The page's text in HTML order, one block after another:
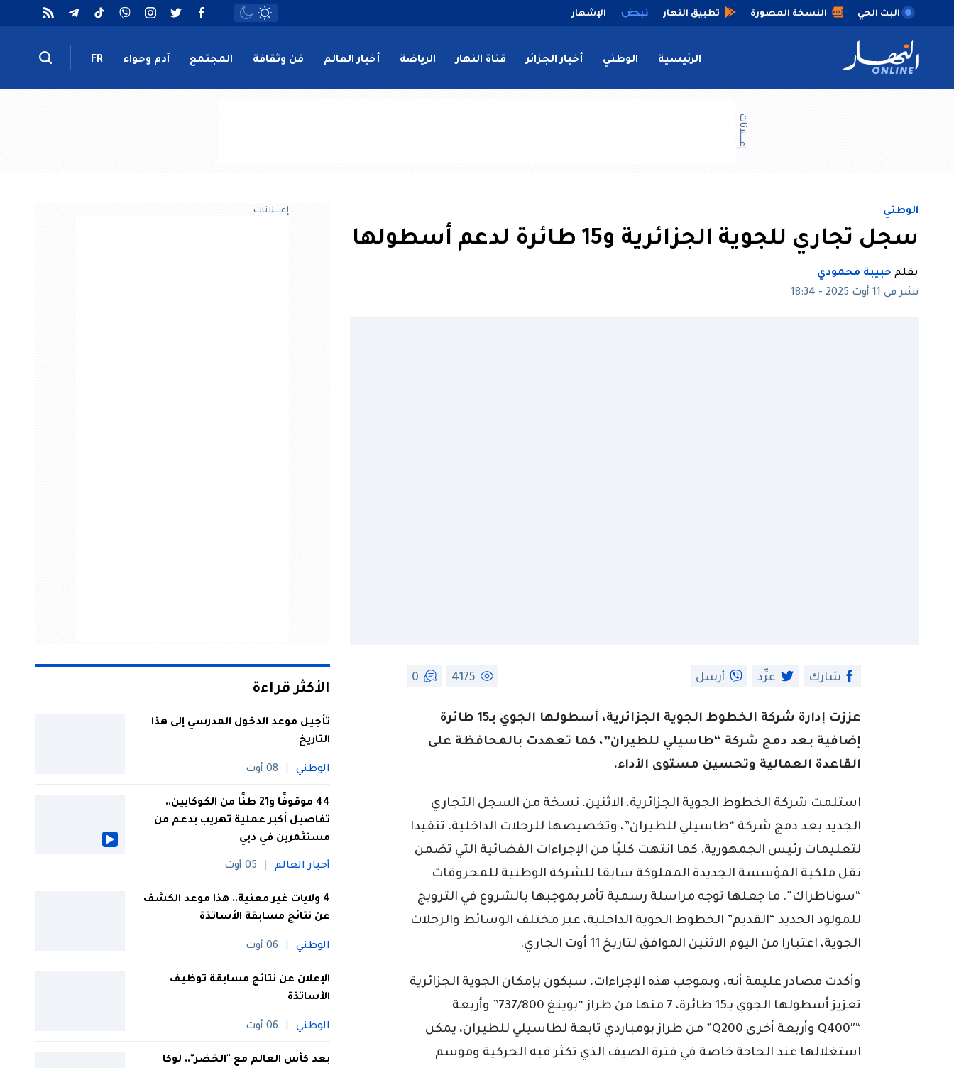
البث الحي النسخة المصورة تطبيق النهار الإشهار
الرئيسية الوطني أخبار الجزائر قناة النهار الرياضة أخبار العالم فن وثقافة المجتمع آدم وحواء FR
إعــــلانات
الوطني
سجل تجاري للجوية الجزائرية و15 طائرة لدعم أسطولها
بقلم حبيبة محمودي
نشر في 11 أوت 2025 - 18:34
شارك غرِّد أرسل 4175
0
عززت إدارة شركة الخطوط الجوية الجزائرية، أسطولها الجوي بـ15 طائرة
إضافية بعد دمج شركة “طاسيلي للطيران”، كما تعهدت بالمحافظة على
القاعدة العمالية وتحسين مستوى الأداء.
استلمت شركة الخطوط الجوية الجزائرية، الاثنين، نسخة من السجل التجاري
الجديد بعد دمج شركة “طاسيلي للطيران”، وتخصيصها للرحلات الداخلية، تنفيدا
لتعليمات رئيس الجمهورية. كما انتهت كليًا من الإجراءات القضائية التي تضمن
نقل ملكية المؤسسة الجديدة المملوكة سابقا للشركة الوطنية للمحروقات
“سوناطراك”. ما جعلها توجه مراسلة رسمية تأمر بموجبها بالشروع في الترويج
للمولود الجديد “القديم” الخطوط الجوية الداخلية، عبر مختلف الوسائط والرحلات
الجوية، اعتبارا من اليوم الاثنين الموافق لتاريخ 11 أوت الجاري.
وأكدت مصادر عليمة أنه، وبموجب هذه الإجراءات، سيكون بإمكان الجوية الجزائرية
تعزيز أسطولها الجوي بـ15 طائرة، 7 منها من طراز “بوينغ 737/800” وأربعة
“Q400″ وأربعة أخرى Q200” من طراز بومباردي تابعة لطاسيلي للطيران، يمكن
استغلالها عند الحاجة خاصة في فترة الصيف الذي تكثر فيه الحركية وموسم
إعــــلانات
الأكثر قراءة
تأجيل موعد الدخول المدرسي إلى هذا
التاريخ
الوطني 08 أوت
44 موقوفًا و21 طنًا من الكوكايين..
تفاصيل أكبر عملية تهريب بدعم من
مستثمرين في دبي
أخبار العالم 05 أوت
4 ولايات غير معنية.. هذا موعد الكشف
عن نتائج مسابقة الأساتذة
الوطني 06 أوت
الإعلان عن نتائج مسابقة توظيف
الأساتذة
الوطني 06 أوت
بعد كأس العالم مع "الخضر".. لوكا